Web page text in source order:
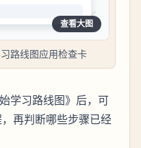
查看大图
路线图应用检查卡
学习路线图》后，可
再判断哪些步骤已经